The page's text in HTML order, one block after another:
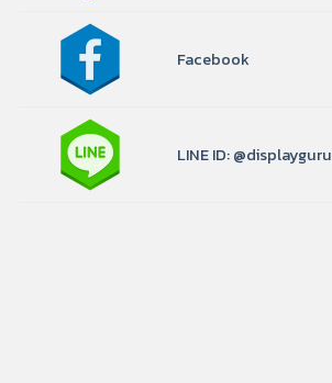
Facebook
LINE ID: @displayguru